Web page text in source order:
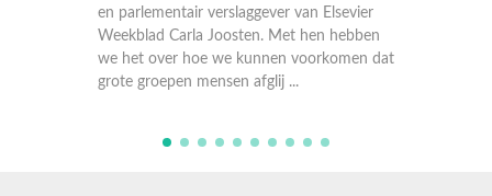
en parlementair verslaggever van Elsevier
Weekblad Carla Joosten. Met hen hebben
we het over hoe we kunnen voorkomen dat
grote groepen mensen afglij ...